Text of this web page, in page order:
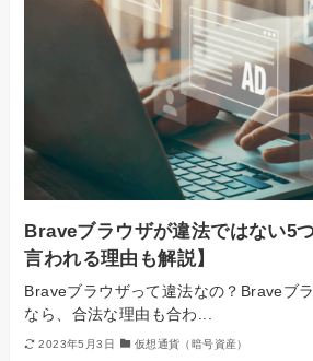
Braveブラウザが違法ではない5
言われる理由も解説】
Braveブラウザって違法なの？Braveブ
なら、合法な理由も合わ...
2023年5月3日 仮想通貨（暗号資産）